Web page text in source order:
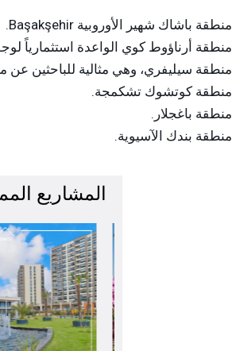
منطقة باشاك شهير الأوروبية Başakşehir.
منطقة أرناؤوط كوي الواعدة استثمارياً
منطقة سيليفري، وهي مثالية للباحثين
منطقة كوتشوك تشكمجة.
منطقة باغجلار.
منطقة بندك الآسيوية.
المشاريع